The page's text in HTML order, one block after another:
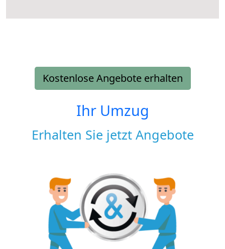
Kostenlose Angebote erhalten
Ihr Umzug
Erhalten Sie jetzt Angebote